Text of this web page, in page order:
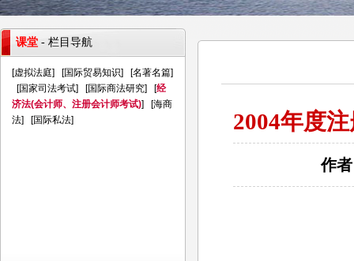
2004年度
作
课堂 - 栏目导航
[虚拟法庭] [国际贸易知识] [名著名篇]
[国家司法考试] [国际商法研究] [经
济法(会计师、注册会计师考试)] [海商
法] [国际私法]